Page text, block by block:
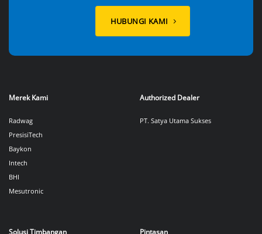
HUBUNGI KAMI
Merek Kami
Radwag
PresisiTech
Baykon
Intech
BHI
Mesutronic
Authorized Dealer
PT. Satya Utama Sukses
Solusi Timbangan Pintasan